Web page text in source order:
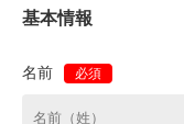
基本情報
名前 必須